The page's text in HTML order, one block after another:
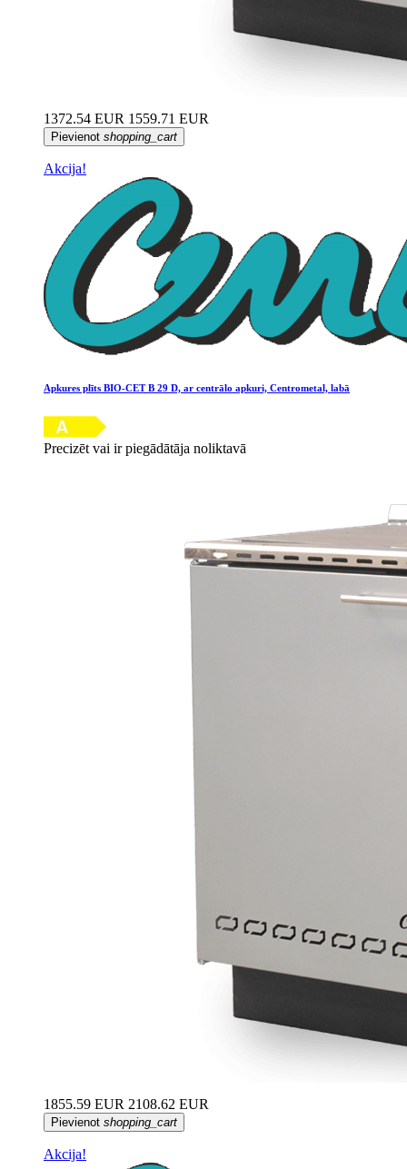
1372.54 EUR 1559.71 EUR
Pievienot shopping_cart
Akcija!
Apkures plīts BIO-CET B 29 D, ar centrālo apkuri, Centrometal, labā
Precizēt vai ir piegādātāja noliktavā
1855.59 EUR 2108.62 EUR
Pievienot shopping_cart
Akcija!